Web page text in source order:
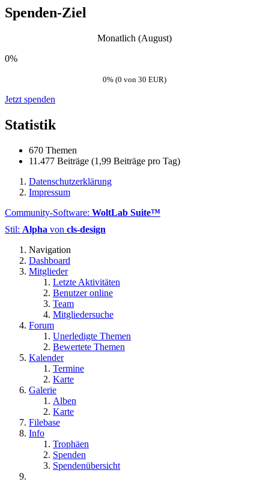
Spenden-Ziel
Monatlich (August)
0%
0% (0 von 30 EUR)
Jetzt spenden
Statistik
670 Themen
11.477 Beiträge (1,99 Beiträge pro Tag)
Datenschutzerklärung
Impressum
Community-Software: WoltLab Suite™
Stil: Alpha von cls-design
Navigation
Dashboard
Mitglieder
Letzte Aktivitäten
Benutzer online
Team
Mitgliedersuche
Forum
Unerledigte Themen
Bewertete Themen
Kalender
Termine
Karte
Galerie
Alben
Karte
Filebase
Info
Trophäen
Spenden
Spendenübersicht